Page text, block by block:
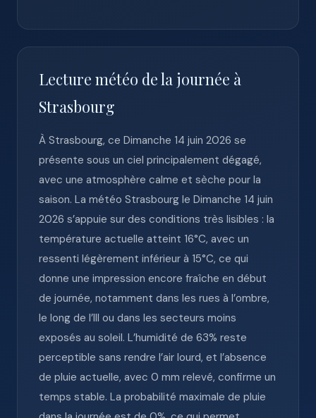
Lecture météo de la journée à
Strasbourg
À Strasbourg, ce Dimanche 14 juin 2026 se
présente sous un ciel principalement dégagé,
avec une atmosphère calme et sèche pour la
saison. La météo Strasbourg le Dimanche 14 juin
2026 s’appuie sur des conditions très lisibles : la
température actuelle atteint 16°C, avec un
ressenti légèrement inférieur à 15°C, ce qui
donne une impression encore fraîche en début
de journée, notamment dans les rues à l’ombre,
le long de l’Ill ou dans les secteurs moins
exposés au soleil. L’humidité de 63% reste
perceptible sans rendre l’air lourd, et l’absence
de pluie actuelle, avec 0 mm relevé, confirme un
temps stable. La probabilité maximale de pluie